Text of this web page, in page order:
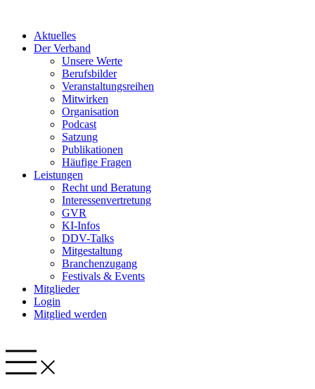
Aktuelles
Der Verband
Unsere Werte
Berufsbilder
Veranstaltungsreihen
Mitwirken
Organisation
Podcast
Satzung
Publikationen
Häufige Fragen
Leistungen
Recht und Beratung
Interessenvertretung
GVR
KI-Infos
DDV-Talks
Mitgestaltung
Branchenzugang
Festivals & Events
Mitglieder
Login
Mitglied werden